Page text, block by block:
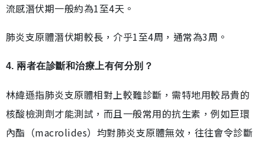
流感潛伏期一般約為1至4天。
肺炎支原體潛伏期較長，介乎1至4周，通常為3周。
4. 兩者在診斷和治療上有何分別？
林緯遜指肺炎支原體相對上較難診斷，需特地用較昂貴的
核酸檢測劑才能測試，而且一般常用的抗生素，例如巨環
內酯（macrolides）均對肺炎支原體無效，往往會令診斷